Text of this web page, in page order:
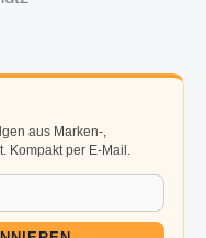
aus Marken-,
Kompakt per E-Mail.